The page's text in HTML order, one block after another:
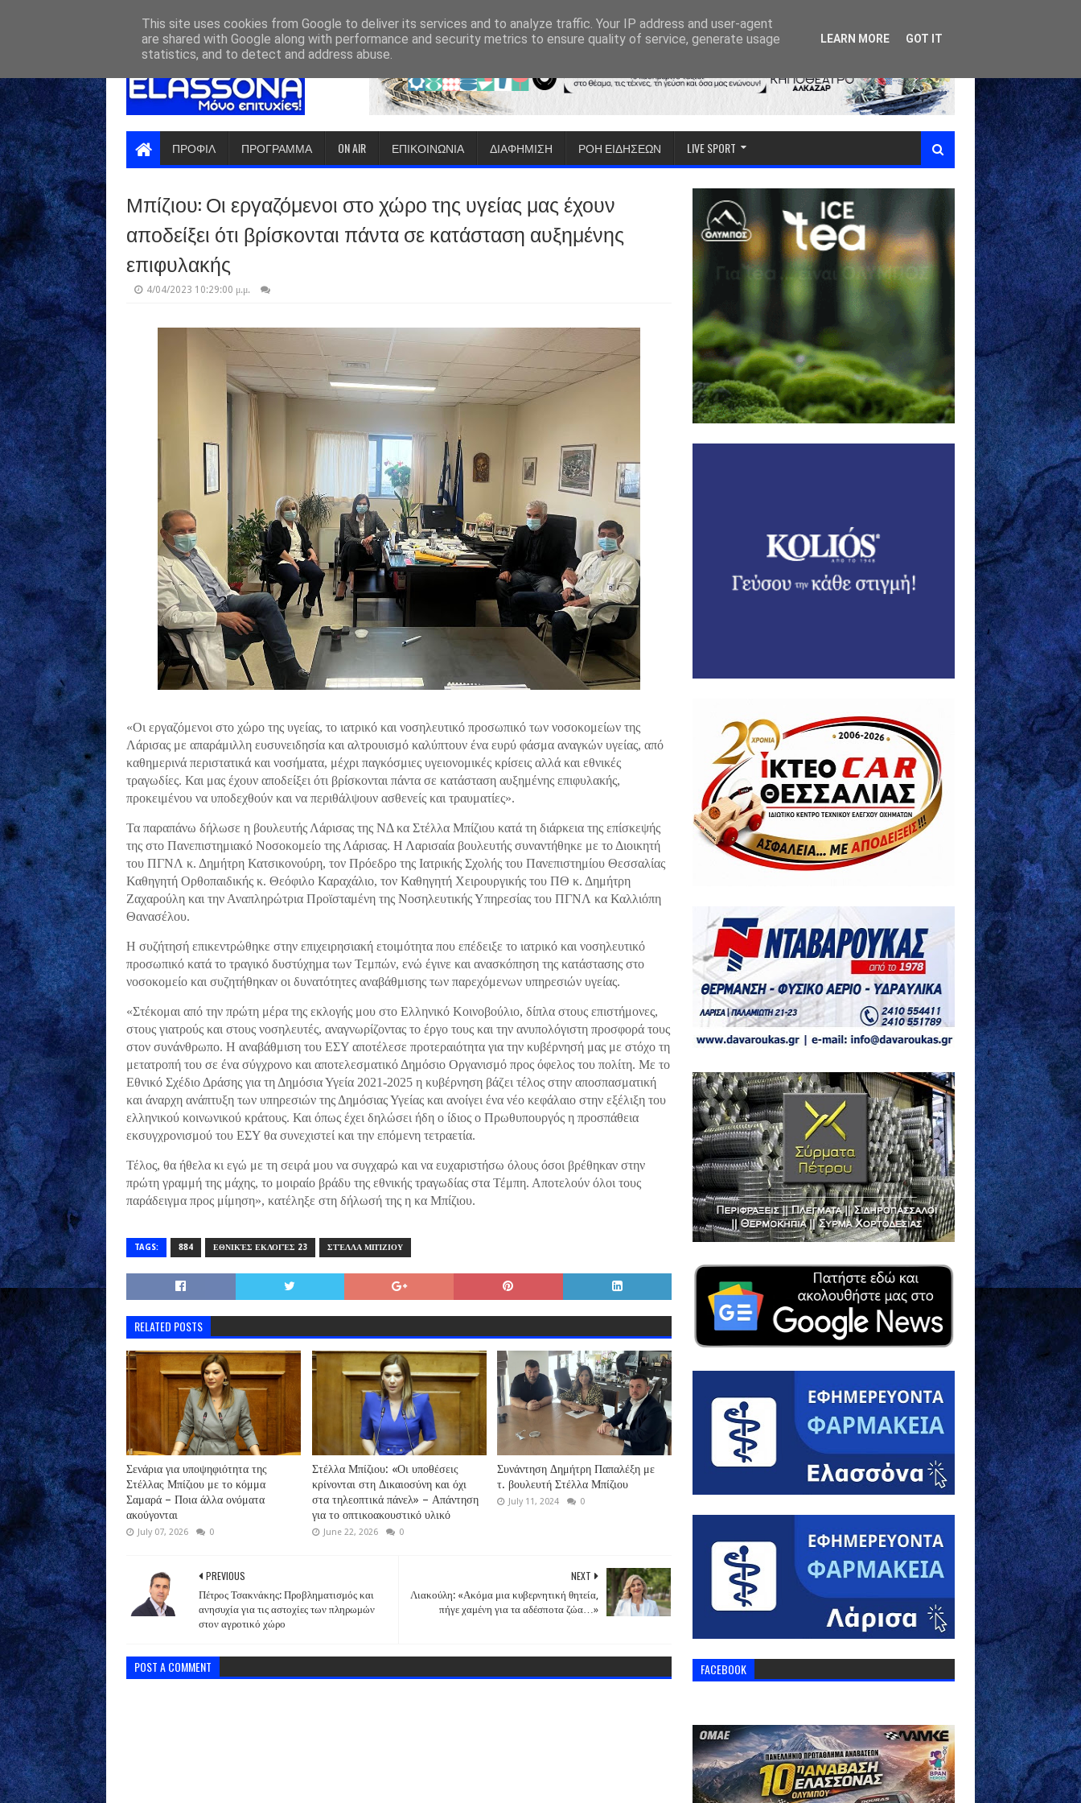
ΠΡΟΦΙΛ ΠΡΟΓΡΑΜΜΑ ON AIR ΕΠΙΚΟΙΝΩΝΙΑ ΔΙΑΦΗΜΙΣΗ ΡΟΗ ΕΙΔΗΣΕΩΝ LIVE SPORT
Μπίζιου: Οι εργαζόμενοι στο χώρο της υγείας μας έχουν
αποδείξει ότι βρίσκονται πάντα σε κατάσταση αυξημένης
επιφυλακής
4/04/2023 10:29:00 μ.μ.
«Οι εργαζόμενοι στο χώρο της υγείας, το ιατρικό και νοσηλευτικό προσωπικό των νοσοκομείων της
Λάρισας με απαράμιλλη ευσυνειδησία και αλτρουισμό καλύπτουν ένα ευρύ φάσμα αναγκών υγείας, από
καθημερινά περιστατικά και νοσήματα, μέχρι παγκόσμιες υγειονομικές κρίσεις αλλά και εθνικές
τραγωδίες. Και μας έχουν αποδείξει ότι βρίσκονται πάντα σε κατάσταση αυξημένης επιφυλακής,
προκειμένου να υποδεχθούν και να περιθάλψουν ασθενείς και τραυματίες».
Τα παραπάνω δήλωσε η βουλευτής Λάρισας της ΝΔ κα Στέλλα Μπίζιου κατά τη διάρκεια της επίσκεψής
της στο Πανεπιστημιακό Νοσοκομείο της Λάρισας. Η Λαρισαία βουλευτής συναντήθηκε με το Διοικητή
του ΠΓΝΛ κ. Δημήτρη Κατσικονούρη, τον Πρόεδρο της Ιατρικής Σχολής του Πανεπιστημίου Θεσσαλίας
Καθηγητή Ορθοπαιδικής κ. Θεόφιλο Καραχάλιο, τον Καθηγητή Χειρουργικής του ΠΘ κ. Δημήτρη
Ζαχαρούλη και την Αναπληρώτρια Προϊσταμένη της Νοσηλευτικής Υπηρεσίας του ΠΓΝΛ κα Καλλιόπη
Θανασέλου.
Η συζήτησή επικεντρώθηκε στην επιχειρησιακή ετοιμότητα που επέδειξε το ιατρικό και νοσηλευτικό
προσωπικό κατά το τραγικό δυστύχημα των Τεμπών, ενώ έγινε και ανασκόπηση της κατάστασης στο
νοσοκομείο και συζητήθηκαν οι δυνατότητες αναβάθμισης των παρεχόμενων υπηρεσιών υγείας.
«Στέκομαι από την πρώτη μέρα της εκλογής μου στο Ελληνικό Κοινοβούλιο, δίπλα στους επιστήμονες,
στους γιατρούς και στους νοσηλευτές, αναγνωρίζοντας το έργο τους και την ανυπολόγιστη προσφορά τους
στον συνάνθρωπο. Η αναβάθμιση του ΕΣΥ αποτέλεσε προτεραιότητα για την κυβέρνησή μας με στόχο τη
μετατροπή του σε ένα σύγχρονο και αποτελεσματικό Δημόσιο Οργανισμό προς όφελος του πολίτη. Με το
Εθνικό Σχέδιο Δράσης για τη Δημόσια Υγεία 2021-2025 η κυβέρνηση βάζει τέλος στην αποσπασματική
και άναρχη ανάπτυξη των υπηρεσιών της Δημόσιας Υγείας και ανοίγει ένα νέο κεφάλαιο στην εξέλιξη του
ελληνικού κοινωνικού κράτους. Και όπως έχει δηλώσει ήδη ο ίδιος ο Πρωθυπουργός η προσπάθεια
εκσυγχρονισμού του ΕΣΥ θα συνεχιστεί και την επόμενη τετραετία.
Τέλος, θα ήθελα κι εγώ με τη σειρά μου να συγχαρώ και να ευχαριστήσω όλους όσοι βρέθηκαν στην
πρώτη γραμμή της μάχης, το μοιραίο βράδυ της εθνικής τραγωδίας στα Τέμπη. Αποτελούν όλοι τους
παράδειγμα προς μίμηση», κατέληξε στη δήλωσή της η κα Μπίζιου.
TAGS: 884 ΕΘΝΙΚΈΣ ΕΚΛΟΓΈΣ 23 ΣΤΈΛΛΑ ΜΠΊΖΙΟΥ
RELATED POSTS
Σενάρια για υποψηφιότητα της
Στέλλας Μπίζιου με το κόμμα
Σαμαρά – Ποια άλλα ονόματα
ακούγονται
July 07, 2026 0
Στέλλα Μπίζιου: «Οι υποθέσεις
κρίνονται στη Δικαιοσύνη και όχι
στα τηλεοπτικά πάνελ» – Απάντηση
για το οπτικοακουστικό υλικό
June 22, 2026 0
Συνάντηση Δημήτρη Παπαλέξη με
τ. βουλευτή Στέλλα Μπίζιου
July 11, 2024 0
NEXT
Λιακούλη: «Ακόμα μια κυβερνητική θητεία,
πήγε χαμένη για τα αδέσποτα ζώα…»
PREVIOUS
Πέτρος Τσακνάκης: Προβληματισμός και
ανησυχία για τις αστοχίες των πληρωμών
στον αγροτικό χώρο
POST A COMMENT FACEBOOK
This site uses cookies from Google to deliver its services and to analyze traffic. Your IP address and user-agent
are shared with Google along with performance and security metrics to ensure quality of service, generate usage
statistics, and to detect and address abuse.
LEARN MORE GOT IT